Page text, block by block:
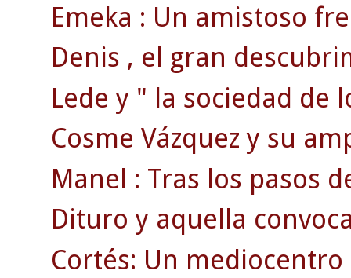
Emeka : Un amistoso
Denis , el gran
Lede y " la sociedad de
Cosme Vázquez y su
Manel : Tras los pasos
Dituro y aquella
Cortés: Un